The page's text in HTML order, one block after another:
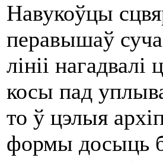
Навукоўцы
перавышаў
лініі
косы пад
то ў цэлыя
формы досыць